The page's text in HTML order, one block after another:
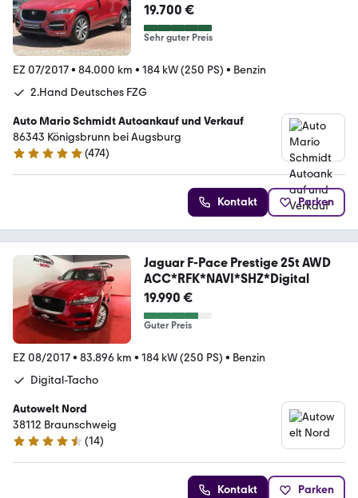
19.700 €
Sehr guter Preis
EZ 07/2017• 84.000 km • 184 kW (250 PS) • Benzin
2.Hand Deutsches FZG
Auto Mario Schmidt Autoankauf und Verkauf
86343 Königsbrunn bei Augsburg
5 Sterne
(474)
Kontakt Parken
Jaguar F-Pace Prestige 25t AWD
ACC*RFK*NAVI*SHZ*Digital
19.990 €
Guter Preis
EZ 08/2017• 83.896 km • 184 kW (250 PS) • Benzin
Digital-Tacho
Autowelt Nord
38112 Braunschweig
4.6 Sterne
(14)
Kontakt Parken